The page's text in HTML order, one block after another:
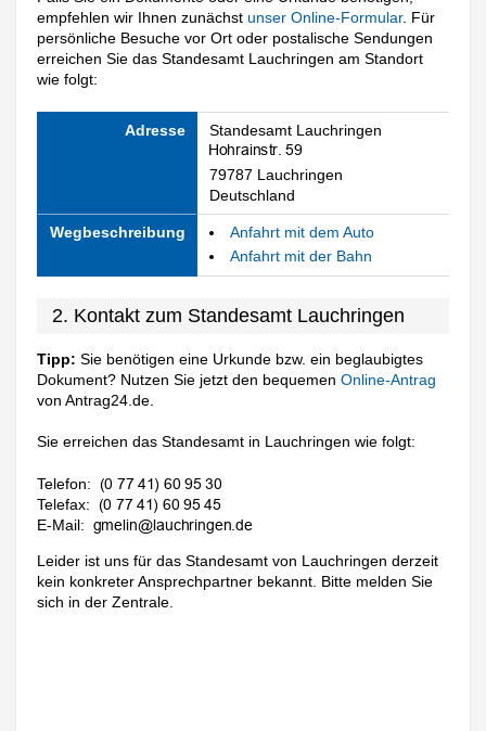
empfehlen wir Ihnen zunächstunser Online-Formular. Für
persönliche Besuche vor Ort oder postalische Sendungen
erreichen Sie das Standesamt Lauchringen am Standort
wie folgt:
Adresse Standesamt Lauchringen
79787 Lauchringen
Deutschland
Wegbeschreibung
Anfahrt mit dem Auto
Anfahrt mit der Bahn
2. Kontakt zum Standesamt Lauchringen
Tipp: Sie benötigen eine Urkunde bzw. ein beglaubigtes
Dokument? Nutzen Sie jetzt den bequemenOnline-Antrag
von Antrag24.de.
Sie erreichen das Standesamt in Lauchringen wie folgt:
Telefon:
Telefax:
E-Mail:
Leider ist uns für das Standesamt von Lauchringen derzeit
kein konkreter Ansprechpartner bekannt. Bitte melden Sie
sich in der Zentrale.